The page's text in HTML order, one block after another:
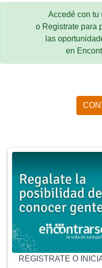
Accedé con tu
o Registrate para
las
en
REGISTRATE O